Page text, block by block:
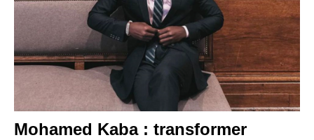
Mohamed Kaba : transformer